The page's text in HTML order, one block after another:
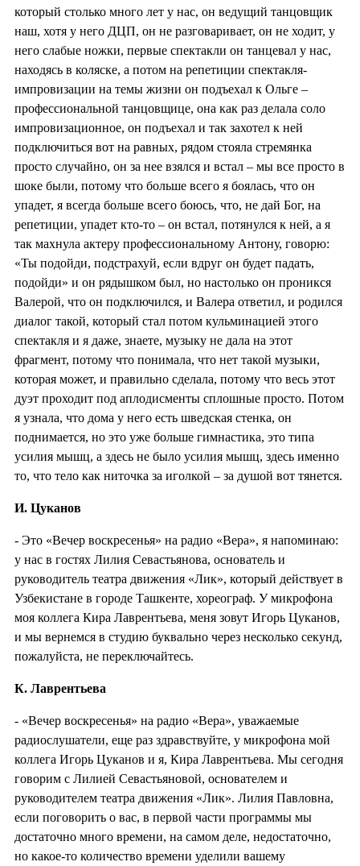
который столько много лет у нас, он ведущий танцовщик
наш, хотя у него ДЦП, он не разговаривает, он не ходит, у
него слабые ножки, первые спектакли он танцевал у нас,
находясь в коляске, а потом на репетиции спектакля-
импровизации на темы жизни он подъехал к Ольге –
профессиональной танцовщице, она как раз делала соло
импровизационное, он подъехал и так захотел к ней
подключиться вот на равных, рядом стояла стремянка
просто случайно, он за нее взялся и встал – мы все просто в
шоке были, потому что больше всего я боялась, что он
упадет, я всегда больше всего боюсь, что, не дай Бог, на
репетиции, упадет кто-то – он встал, потянулся к ней, а я
так махнула актеру профессиональному Антону, говорю:
«Ты подойди, подстрахуй, если вдруг он будет падать,
подойди» и он рядышком был, но настолько он проникся
Валерой, что он подключился, и Валера ответил, и родился
диалог такой, который стал потом кульминацией этого
спектакля и я даже, знаете, музыку не дала на этот
фрагмент, потому что понимала, что нет такой музыки,
которая может, и правильно сделала, потому что весь этот
дуэт проходит под аплодисменты сплошные просто. Потом
я узнала, что дома у него есть шведская стенка, он
поднимается, но это уже больше гимнастика, это типа
усилия мышц, а здесь не было усилия мышц, здесь именно
то, что тело как ниточка за иголкой – за душой вот тянется.
И. Цуканов
- Это «Вечер воскресенья» на радио «Вера», я напоминаю:
у нас в гостях Лилия Севастьянова, основатель и
руководитель театра движения «Лик», который действует в
Узбекистане в городе Ташкенте, хореограф. У микрофона
моя коллега Кира Лаврентьева, меня зовут Игорь Цуканов,
и мы вернемся в студию буквально через несколько секунд,
пожалуйста, не переключайтесь.
К. Лаврентьева
- «Вечер воскресенья» на радио «Вера», уважаемые
радиослушатели, еще раз здравствуйте, у микрофона мой
коллега Игорь Цуканов и я, Кира Лаврентьева. Мы сегодня
говорим с Лилией Севастьяновой, основателем и
руководителем театра движения «Лик». Лилия Павловна,
если поговорить о вас, в первой части программы мы
достаточно много времени, на самом деле, недостаточно,
но какое-то количество времени уделили вашему